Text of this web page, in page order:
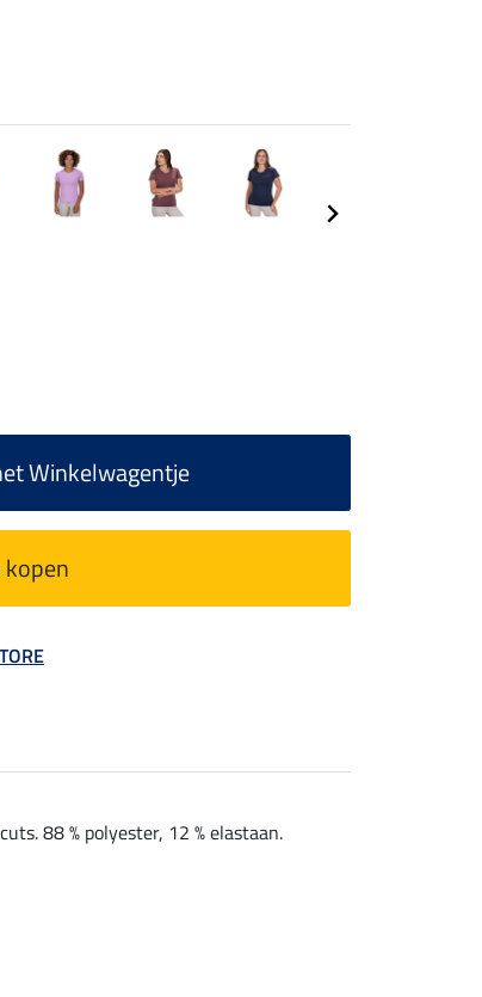
Winkelwagentje
kopen
88 % polyester, 12 % elastaan.